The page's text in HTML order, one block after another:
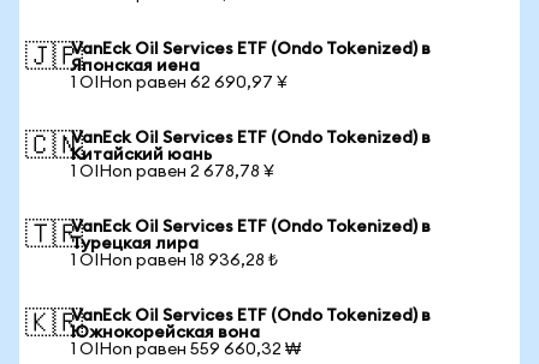
🇯🇵VanEck Oil Services ETF (Ondo Tokenized) в
Японская иена
1 OIHon равен 62 690,97 ¥
🇨🇳VanEck Oil Services ETF (Ondo Tokenized) в
Китайский юань
1 OIHon равен 2 678,78 ¥
🇹🇷VanEck Oil Services ETF (Ondo Tokenized) в
Турецкая лира
1 OIHon равен 18 936,28 ₺
🇰🇷VanEck Oil Services ETF (Ondo Tokenized) в
Южнокорейская вона
1 OIHon равен 559 660,32 ₩